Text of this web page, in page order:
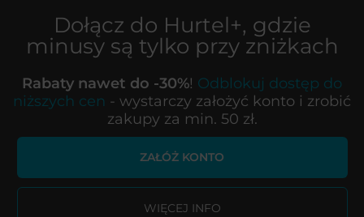
Dołącz do Hurtel+, gdzie
minusy są tylko przy zniżkach
Rabaty nawet do -30%! Odblokuj dostęp do
niższych cen - wystarczy założyć konto i zrobić
zakupy za min. 50 zł.
ZAŁÓŻ KONTO
WIĘCEJ INFO